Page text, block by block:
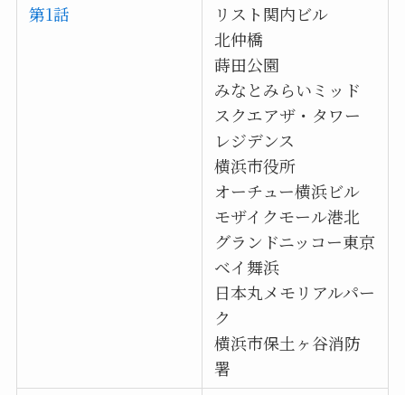
第1話
リスト関内ビル
北仲橋
蒔田公園
みなとみらいミッド
スクエアザ・タワー
レジデンス
横浜市役所
オーチュー横浜ビル
モザイクモール港北
グランドニッコー東京
ベイ舞浜
日本丸メモリアルパー
ク
横浜市保土ヶ谷消防
署